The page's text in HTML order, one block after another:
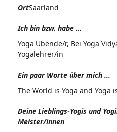
OrtSaarland
Ich bin bzw. habe ...
Yoga Übende/r, Bei Yoga
Yogalehrer/in
Ein paar Worte über mich ...
The World is Yoga and Yoga
Deine Lieblings-Yogis und
Meister/innen